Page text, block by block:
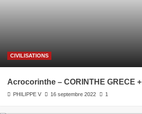
CIVILISATIONS
Acrocorinthe – CORINTHE GRECE +
PHILIPPE V 16 septembre 2022 1